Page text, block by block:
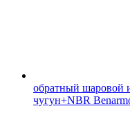
обратный шаровой
чугун+NBR